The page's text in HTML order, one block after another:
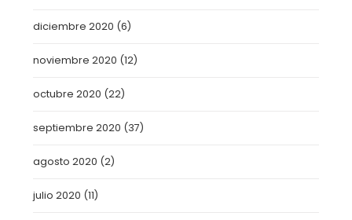
diciembre 2020 (6)
noviembre 2020 (12)
octubre 2020 (22)
septiembre 2020 (37)
agosto 2020 (2)
julio 2020 (11)